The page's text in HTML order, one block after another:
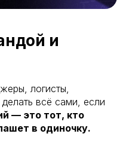
и
логисты,
всё сами, если
— это тот, кто
в одиночку.